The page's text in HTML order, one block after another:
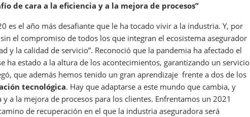
de cara a la eficiencia y a la mejora de procesos”
es el año más desafiante que le ha tocado vivir a la industria. Y, por
el compromiso de todos los que integran el ecosistema asegurador
y la calidad de servicio”. Reconoció que la pandemia ha afectado el
ha estado a la altura de los acontecimientos, garantizando un servicio
que además hemos tenido un gran aprendizaje frente a dos de los
tecnológica. Hay que adaptarse a este mundo que cambia, y
a la mejora de procesos para los clientes. Enfrentamos un 2021
de recuperación en el que la industria aseguradora será